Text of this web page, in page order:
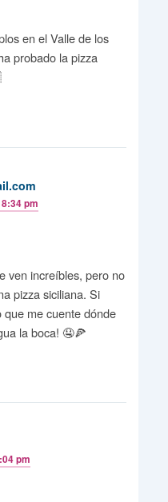
en el Valle de los
probado la pizza
pm
ven increíbles, pero no
pizza siciliana. Si
que me cuente dónde
la boca! 🤤🍕
pm